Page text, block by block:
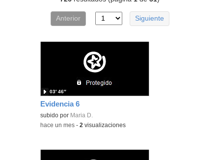
Anterior Siguiente
Evidencia 6
subido por Maria D.
03′ 46″
-hace un mes -2 visualizaciones